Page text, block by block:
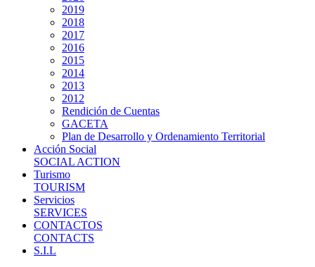
2019
2018
2017
2016
2015
2014
2013
2012
Rendición de Cuentas
GACETA
Plan de Desarrollo y Ordenamiento Territorial
Acción Social
SOCIAL ACTION
Turismo
TOURISM
Servicios
SERVICES
CONTACTOS
CONTACTS
S.I.L